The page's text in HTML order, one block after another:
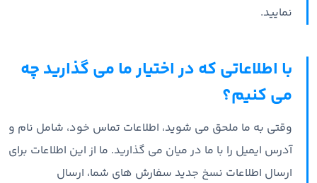
نمایید.
با اطلاعاتی که در اختیار ما می گذارید چه
می کنیم؟
وقتی به ما ملحق می شوید، اطلاعات تماس خود، شامل نام و
آدرس ایمیل را با ما در میان می گذارید. ما از این اطلاعات برای
ارسال اطلاعات نسخ جدید سفارش های شما، ارسال